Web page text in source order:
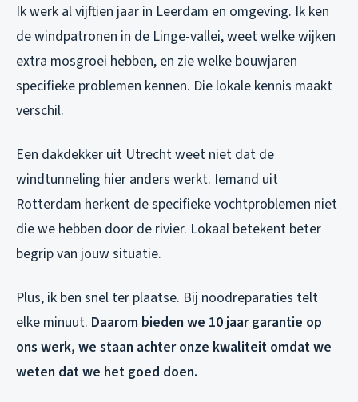
Ik werk al vijftien jaar in Leerdam en omgeving. Ik ken
de windpatronen in de Linge-vallei, weet welke wijken
extra mosgroei hebben, en zie welke bouwjaren
specifieke problemen kennen. Die lokale kennis maakt
verschil.
Een dakdekker uit Utrecht weet niet dat de
windtunneling hier anders werkt. Iemand uit
Rotterdam herkent de specifieke vochtproblemen niet
die we hebben door de rivier. Lokaal betekent beter
begrip van jouw situatie.
Plus, ik ben snel ter plaatse. Bij noodreparaties telt
elke minuut. Daarom bieden we 10 jaar garantie op
ons werk, we staan achter onze kwaliteit omdat we
weten dat we het goed doen.